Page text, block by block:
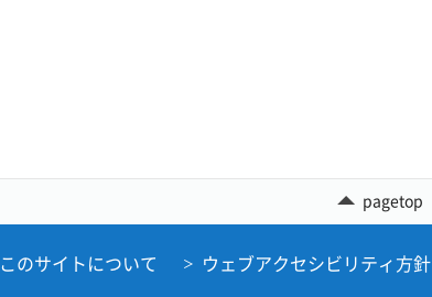
pagetop
このサイトについて ウェブアクセシビリティ方針